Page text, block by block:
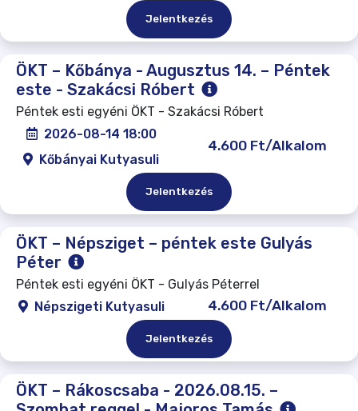
Jelentkezés
ÖKT – Kőbánya - Augusztus 14. – Péntek
este - Szakácsi Róbert
Péntek esti egyéni ÖKT - Szakácsi Róbert
2026-08-14 18:00
Kőbányai Kutyasuli
4.600 Ft/Alkalom
Jelentkezés
ÖKT – Népsziget – péntek este Gulyás
Péter
Péntek esti egyéni ÖKT - Gulyás Péterrel
Népszigeti Kutyasuli
4.600 Ft/Alkalom
Jelentkezés
ÖKT – Rákoscsaba - 2026.08.15. –